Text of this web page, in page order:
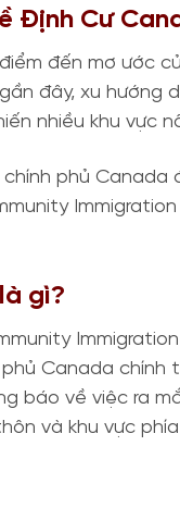
Định Cư
đến mơ ước
đây, xu
nhiều khu vực
phủ
gì?
Canada chính
báo về việc ra
và khu vực